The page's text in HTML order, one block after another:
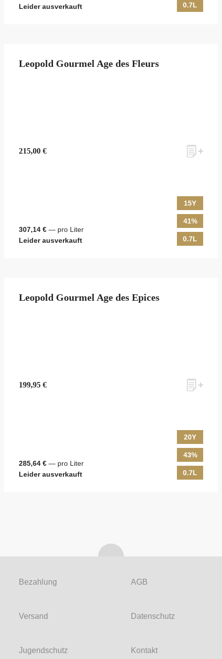
Leider ausverkauft
0.7L
Leopold Gourmel Age des Fleurs
215,00 €
307,14 € — pro Liter
Leider ausverkauft
15Y
41%
0.7L
Leopold Gourmel Age des Epices
199,95 €
285,64 € — pro Liter
Leider ausverkauft
20Y
43%
0.7L
Bezahlung
Versand
AGB
Datenschutz
Jugendschutz Kontakt